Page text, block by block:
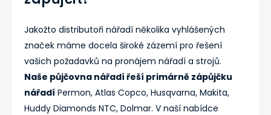
Jakožto distributoři nářadí několika vyhlášených
značek máme docela široké zázemí pro řešení
vašich požadavků na pronájem nářadí a strojů.
Naše půjčovna nářadí řeší primárně zápůjčku
nářadí Permon, Atlas Copco, Husqvarna, Makita,
Huddy Diamonds NTC, Dolmar. V naší nabídce